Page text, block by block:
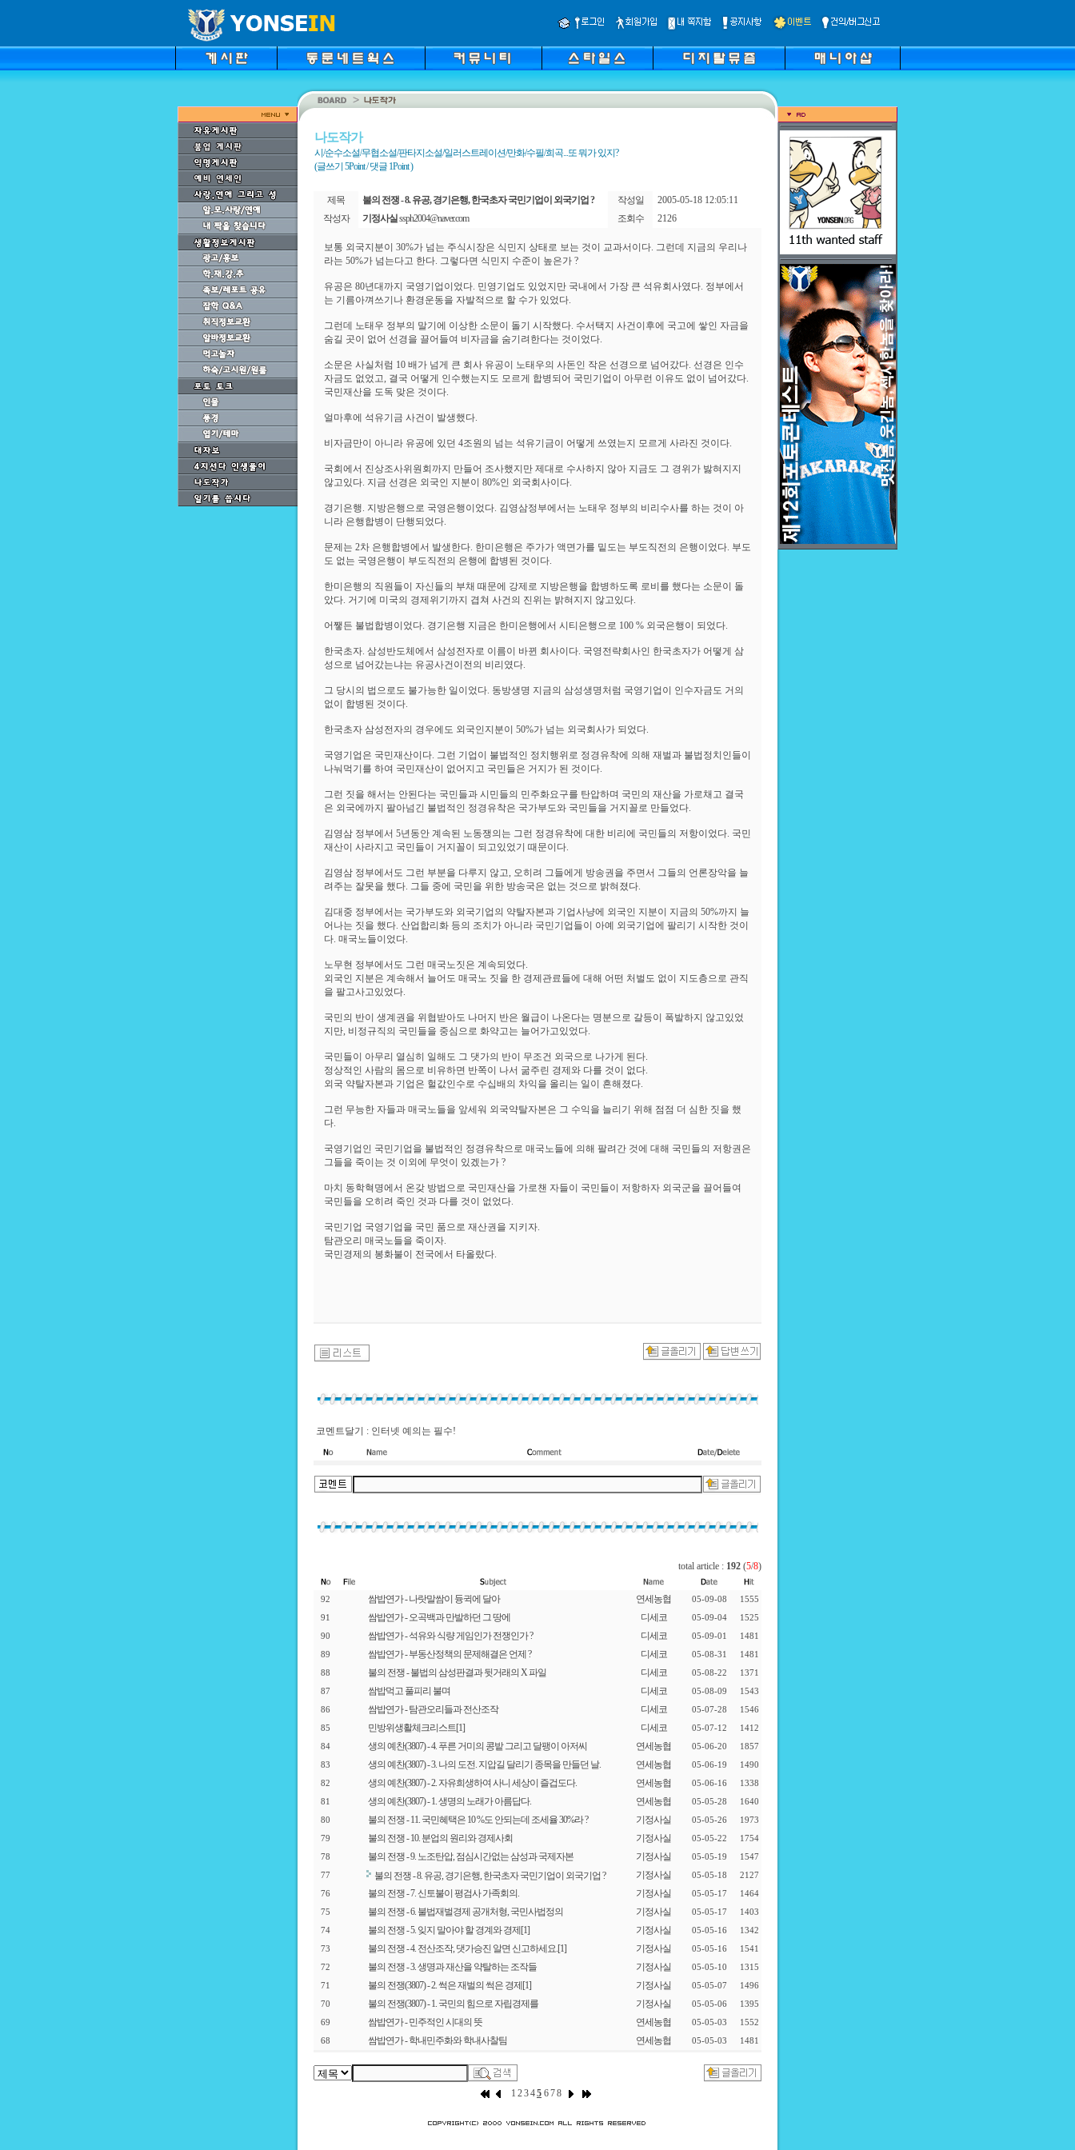
나도작가
시/순수소설/무협소설/판타지소설/일러스트레이션/만화/수필/희곡...또 뭐가 있지?
(글쓰기 5Point / 댓글 1Point )
제목 불의 전쟁 - 8. 유공, 경기은행, 한국초자 국민기업이 외국기업 ? 작성일
2005-05-18 12:05:11
작성자
기정사실ssph2004@naver.com 조회수 2126
보통 외국지분이 30%가 넘는 주식시장은 식민지 상태로 보는 것이 교과서이다. 그런데 지금의 우리나
라는 50%가 넘는다고 한다. 그렇다면 식민지 수준이 높은가 ?
유공은 80년대까지 국영기업이었다. 민영기업도 있었지만 국내에서 가장 큰 석유회사였다. 정부에서
는 기름아껴쓰기나 환경운동을 자발적으로 할 수가 있었다.
그런데 노태우 정부의 말기에 이상한 소문이 돌기 시작했다. 수서택지 사건이후에 국고에 쌓인 자금을
숨길 곳이 없어 선경을 끌어들여 비자금을 숨기려한다는 것이었다.
소문은 사실처럼 10 배가 넘게 큰 회사 유공이 노태우의 사돈인 작은 선경으로 넘어갔다. 선경은 인수
자금도 없었고, 결국 어떻게 인수했는지도 모르게 합병되어 국민기업이 아무런 이유도 없이 넘어갔다.
국민재산을 도독 맞은 것이다.
얼마후에 석유기금 사건이 발생했다.
비자금만이 아니라 유공에 있던 4조원의 넘는 석유기금이 어떻게 쓰였는지 모르게 사라진 것이다.
국회에서 진상조사위원회까지 만들어 조사했지만 제대로 수사하지 않아 지금도 그 경위가 밣혀지지
않고있다. 지금 선경은 외국인 지분이 80%인 외국회사이다.
경기은행. 지방은행으로 국영은행이었다. 김영삼정부에서는 노태우 정부의 비리수사를 하는 것이 아
니라 은행합병이 단행되었다.
문제는 2차 은행합병에서 발생한다. 한미은행은 주가가 액면가를 밑도는 부도직전의 은행이었다. 부도
도 없는 국영은행이 부도직전의 은행에 합병된 것이다.
한미은행의 직원들이 자신들의 부채 때문에 강제로 지방은행을 합병하도록 로비를 했다는 소문이 돌
았다. 거기에 미국의 경제위기까지 겹쳐 사건의 진위는 밝혀지지 않고있다.
어쨓든 불법합병이었다. 경기은행 지금은 한미은행에서 시티은행으로 100 % 외국은행이 되었다.
한국초자. 삼성반도체에서 삼성전자로 이름이 바뀐 회사이다. 국영전략회사인 한국초자가 어떻게 삼
성으로 넘어갔는냐는 유공사건이전의 비리였다.
그 당시의 법으로도 불가능한 일이었다. 동방생명 지금의 삼성생명처럼 국영기업이 인수자금도 거의
없이 합병된 것이다.
한국초자 삼성전자의 경우에도 외국인지분이 50%가 넘는 외국회사가 되었다.
국영기업은 국민재산이다. 그런 기업이 불법적인 정치행위로 정경유착에 의해 재벌과 불법정치인들이
나눠먹기를 하여 국민재산이 없어지고 국민들은 거지가 된 것이다.
그런 짓을 해서는 안된다는 국민들과 시민들의 민주화요구를 탄압하며 국민의 재산을 가로채고 결국
은 외국에까지 팔아넘긴 불법적인 정경유착은 국가부도와 국민들을 거지꼴로 만들었다.
김영삼 정부에서 5년동안 계속된 노동쟁의는 그런 정경유착에 대한 비리에 국민들의 저항이었다. 국민
재산이 사라지고 국민들이 거지꼴이 되고있었기 때문이다.
김영삼 정부에서도 그런 부분을 다루지 않고, 오히려 그들에게 방송권을 주면서 그들의 언론장악을 늘
려주는 잘못을 했다. 그들 중에 국민을 위한 방송국은 없는 것으로 밝혀졌다.
김대중 정부에서는 국가부도와 외국기업의 약탈자본과 기업사냥에 외국인 지분이 지금의 50%까지 늘
어나는 짓을 했다. 산업합리화 등의 조치가 아니라 국민기업들이 아예 외국기업에 팔리기 시작한 것이
다. 매국노들이었다.
노무현 정부에서도 그런 매국노짓은 계속되었다.
외국인 지분은 계속해서 늘어도 매국노 짓을 한 경제관료들에 대해 어떤 처벌도 없이 지도층으로 관직
을 팔고사고있었다.
국민의 반이 생계권을 위협받아도 나머지 반은 월급이 나온다는 명분으로 갈등이 폭발하지 않고있었
지만, 비정규직의 국민들을 중심으로 화약고는 늘어가고있었다.
국민들이 아무리 열심히 일해도 그 댓가의 반이 무조건 외국으로 나가게 된다.
정상적인 사람의 몸으로 비유하면 반쪽이 나서 굶주린 경제와 다를 것이 없다.
외국 약탈자본과 기업은 헐값인수로 수십배의 차익을 올리는 일이 흔해졌다.
그런 무능한 자들과 매국노들을 앞세워 외국약탈자본은 그 수익을 늘리기 위해 점점 더 심한 짓을 했
다.
국영기업인 국민기업을 불법적인 정경유착으로 매국노들에 의해 팔려간 것에 대해 국민들의 저항권은
그들을 죽이는 것 이외에 무엇이 있겠는가 ?
마치 동학혁명에서 온갖 방법으로 국민재산을 가로챈 자들이 국민들이 저항하자 외국군을 끌어들여
국민들을 오히려 죽인 것과 다를 것이 없었다.
국민기업 국영기업을 국민 품으로 재산권을 지키자.
탐관오리 매국노들을 죽이자.
국민경제의 봉화불이 전국에서 타올랐다.
코멘트달기 : 인터넷 예의는 필수!
total article : 192 (5/8)
92 쌈밥연가 - 나랏말쌈이 듕귁에 달아 연세농협 05-09-08 1555
91 쌈밥연가 - 오곡백과 만발하던 그 땅에 디세코 05-09-04 1525
90 쌈밥연가 - 석유와 식량 게임인가 전쟁인가 ? 디세코 05-09-01 1481
89 쌈밥연가 - 부동산정책의 문제해결은 언제 ? 디세코 05-08-31 1481
88 불의 전쟁 - 불법의 삼성판결과 뒷거래의 X 파일 디세코 05-08-22 1371
87 쌈밥먹고 풀피리 불며 디세코 05-08-09 1543
86 쌈밥연가 - 탐관오리들과 전산조작 디세코 05-07-28 1546
85 민방위생활체크리스트[1] 디세코 05-07-12 1412
84 생의 예찬(3807) - 4. 푸른 거미의 콩밭 그리고 달팽이 아저씨 연세농협 05-06-20 1857
83 생의 예찬(3807) - 3. 나의 도전. 지압길 달리기 종목을 만들던 날. 연세농협 05-06-19 1490
82 생의 예찬(3807) - 2. 자유희생하여 사니 세상이 즐겁도다. 연세농협 05-06-16 1338
81 생의 예찬(3807) - 1. 생명의 노래가 아름답다. 연세농협 05-05-28 1640
80 불의 전쟁 - 11. 국민혜택은 10 %도 안되는데 조세율 30%라 ? 기정사실 05-05-26 1973
79 불의 전쟁 - 10. 분업의 원리와 경제사회 기정사실 05-05-22 1754
78 불의 전쟁 - 9. 노조탄압, 점심시간없는 삼성과 국제자본 기정사실 05-05-19 1547
77 불의 전쟁 - 8. 유공, 경기은행, 한국초자 국민기업이 외국기업 ? 기정사실 05-05-18 2127
76 불의 전쟁 - 7. 신토불이 평검사 가족회의. 기정사실 05-05-17 1464
75 불의 전쟁 - 6. 불법재벌경제 공개처형, 국민사법정의 기정사실 05-05-17 1403
74 불의 전쟁 - 5. 잊지 말아야 할 경계와 경제 [1] 기정사실 05-05-16 1342
73 불의 전쟁 - 4. 전산조작, 댓가승진 알면 신고하세요.[1] 기정사실 05-05-16 1541
72 불의 전쟁 - 3. 생명과 재산을 약탈하는 조작들 기정사실 05-05-10 1315
71 불의 전쟁(3807) - 2. 썩은 재벌의 썩은 경제 [1] 기정사실 05-05-07 1496
70 불의 전쟁(3807) - 1. 국민의 힘으로 자립경제를 기정사실 05-05-06 1395
69 쌈밥연가 - 민주적인 시대의 뜻 연세농협 05-05-03 1552
68 쌈밥연가 - 학내민주화와 학내사찰팀 연세농협 05-05-03 1481
1 2 3 4 5 6 7 8